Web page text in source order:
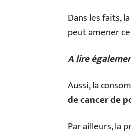
Dans les faits,
peut amener
A lire
Aussi, la
de cancer de
Par ailleurs, la